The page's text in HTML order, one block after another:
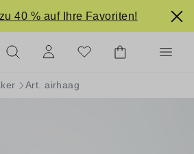
40 % auf Ihre Favoriten!
Art. airhaag